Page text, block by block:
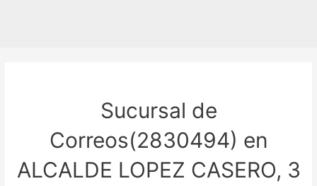
Sucursal de
Correos(2830494) en
ALCALDE LOPEZ CASERO, 3